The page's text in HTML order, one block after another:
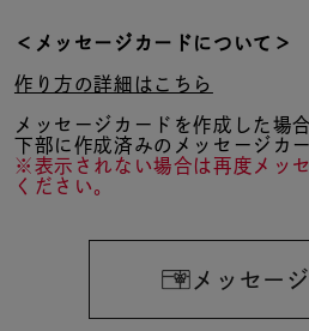
＜メッセージカードについて＞
作り方の詳細はこちら
メッセージカードを作成した場合
下部に作成済みのメッセージカ
※表示されない場合は再度メッ
ください。
メッセー